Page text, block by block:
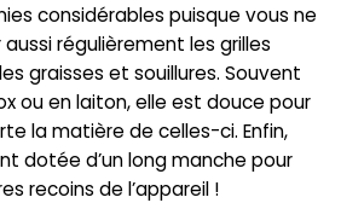
considérables puisque vous ne
régulièrement les grilles
graisses et souillures. Souvent
ou en laiton, elle est douce pour
la matière de celles-ci. Enfin,
dotée d’un long manche pour
recoins de l’appareil !